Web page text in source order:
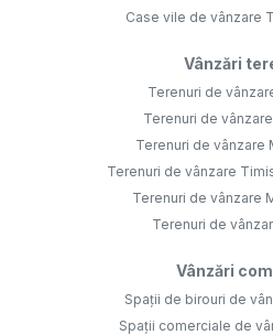
Case vile de vânzare
Vânzări
Terenuri de
Terenuri de
Terenuri de vânzare
Terenuri de vânzare
Terenuri de vânzare
Terenuri de
Vânzări
Spații de birouri de
Spații comerciale de